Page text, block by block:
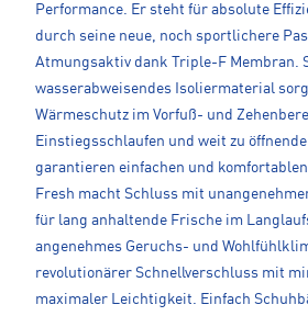
Performance. Er steht für absolute
durch seine neue, noch sportlichere
Atmungsaktiv dank Triple-F Membran.
wasserabweisendes Isoliermaterial
Wärmeschutz im Vorfuß- und
Einstiegsschlaufen und weit zu
garantieren einfachen und
Fresh macht Schluss mit
für lang anhaltende Frische im
angenehmes Geruchs- und
revolutionärer Schnellverschluss mit
maximaler Leichtigkeit. Einfach